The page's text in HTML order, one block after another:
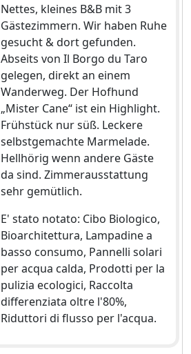
Nettes, kleines B&B mit 3
Gästezimmern. Wir haben Ruhe
gesucht & dort gefunden.
Abseits von Il Borgo du Taro
gelegen, direkt an einem
Wanderweg. Der Hofhund
„Mister Cane“ ist ein Highlight.
Frühstück nur süß. Leckere
selbstgemachte Marmelade.
Hellhörig wenn andere Gäste
da sind. Zimmerausstattung
sehr gemütlich.
E' stato notato: Cibo Biologico,
Bioarchitettura, Lampadine a
basso consumo, Pannelli solari
per acqua calda, Prodotti per la
pulizia ecologici, Raccolta
differenziata oltre l'80%,
Riduttori di flusso per l'acqua.